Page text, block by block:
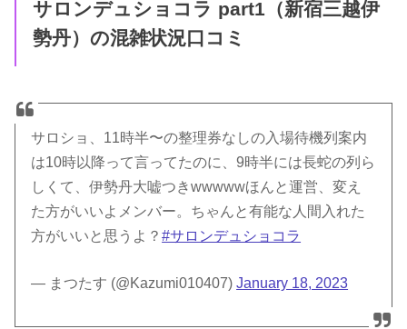
サロンデュショコラ part1（新宿三越伊
勢丹）の混雑状況口コミ
サロショ、11時半〜の整理券なしの入場待機列案内
は10時以降って言ってたのに、9時半には長蛇の列ら
しくて、伊勢丹大嘘つきwwwwwほんと運営、変え
た方がいいよメンバー。ちゃんと有能な人間入れた
方がいいと思うよ？#サロンデュショコラ
— まつたす (@Kazumi010407)January 18, 2023